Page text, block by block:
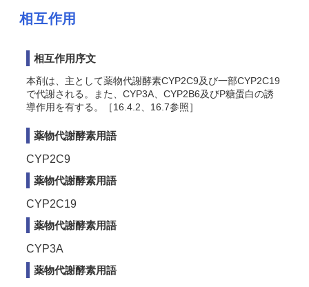
相互作用
相互作用序文
本剤は、主として薬物代謝酵素CYP2C9及び一部CYP2C19
で代謝される。また、CYP3A、CYP2B6及びP糖蛋白の誘
導作用を有する。［16.4.2、16.7参照］
薬物代謝酵素用語
CYP2C9
薬物代謝酵素用語
CYP2C19
薬物代謝酵素用語
CYP3A
薬物代謝酵素用語